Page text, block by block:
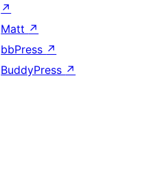
↗
Matt ↗
bbPress ↗
BuddyPress ↗